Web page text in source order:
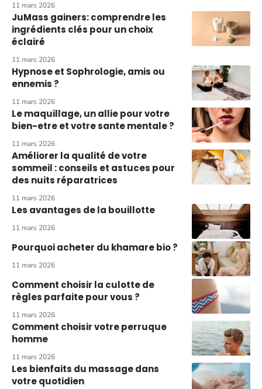
11 mars 2026
JuMass gainers: comprendre les
ingrédients clés pour un choix
éclairé
11 mars 2026
Hypnose et Sophrologie, amis ou
ennemis ?
11 mars 2026
Le maquillage, un allie pour votre
bien-etre et votre sante mentale ?
11 mars 2026
Améliorer la qualité de votre
sommeil : conseils et astuces pour
des nuits réparatrices
11 mars 2026
Les avantages de la bouillotte
11 mars 2026
Pourquoi acheter du khamare bio ?
11 mars 2026
Comment choisir la culotte de
règles parfaite pour vous ?
11 mars 2026
Comment choisir votre perruque
homme
11 mars 2026
Les bienfaits du massage dans
votre quotidien